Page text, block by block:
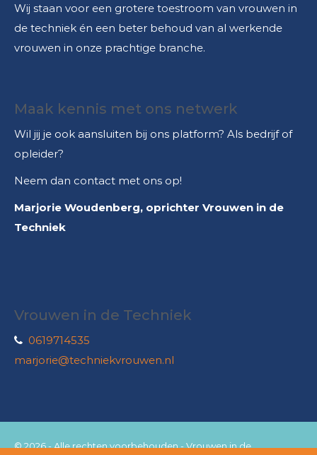
Wij staan voor een grotere toestroom van vrouwen in
de techniek én een beter behoud van al werkende
vrouwen in onze prachtige branche.
Maak kennis met ons netwerk
Wil jij je ook aansluiten bij ons platform? Als bedrijf of
opleider?
Neem dan contact met ons op!
Marjorie Woudenberg, oprichter Vrouwen in de
Techniek
Vrouwen in de Techniek
0619714535
marjorie@techniekvrouwen.nl
© 2026 - Alle rechten voorbehouden - Vrouwen in de